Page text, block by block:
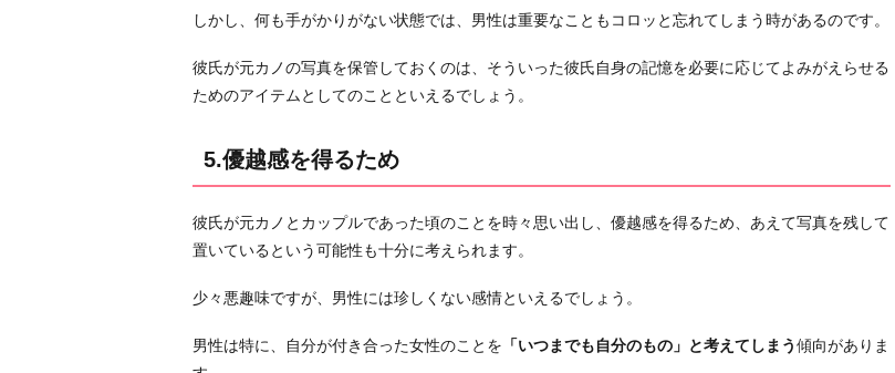
しかし、何も手がかりがない状態では、男性は重要なこともコロッと忘れてしまう時があるのです。
彼氏が元カノの写真を保管しておくのは、そういった彼氏自身の記憶を必要に応じてよみがえらせる
ためのアイテムとしてのことといえるでしょう。
5.優越感を得るため
彼氏が元カノとカップルであった頃のことを時々思い出し、優越感を得るため、あえて写真を残して
置いているという可能性も十分に考えられます。
少々悪趣味ですが、男性には珍しくない感情といえるでしょう。
男性は特に、自分が付き合った女性のことを 「いつまでも自分のもの」と考えてしまう傾向がありま